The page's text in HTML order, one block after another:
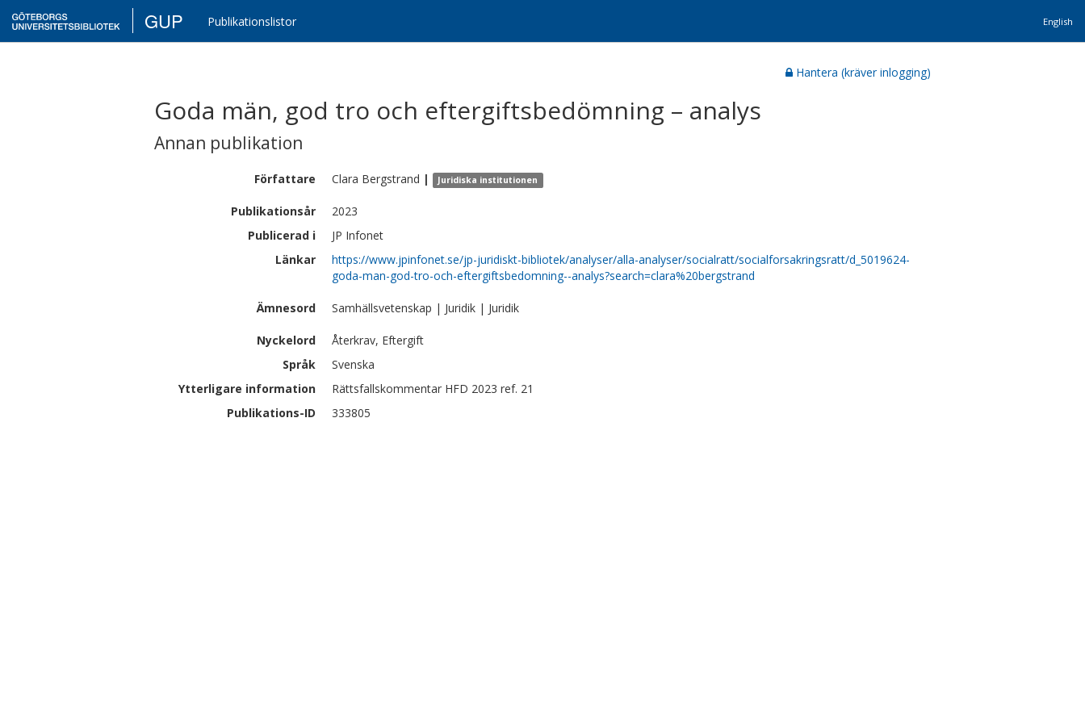
GUP Publikationslistor English
Hantera (kräver inlogging)
Goda män, god tro och eftergiftsbedömning – analys
Annan publikation
Författare Clara Bergstrand | Juridiska institutionen
Publikationsår
2023
Publicerad i
JP Infonet
Länkar
https://www.jpinfonet.se/jp-juridiskt-bibliotek/analyser/alla-analyser/socialratt/socialforsakringsratt/d_5019624-
goda-man-god-tro-och-eftergiftsbedomning--analys?search=clara%20bergstrand
Ämnesord Samhällsvetenskap | Juridik | Juridik
Nyckelord
Återkrav, Eftergift
Språk
Svenska
Ytterligare information
Rättsfallskommentar HFD 2023 ref. 21
Publikations-ID
333805